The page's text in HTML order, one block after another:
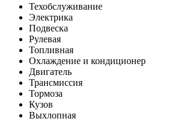
Техобслуживание
Электрика
Подвеска
Рулевая
Топливная
Охлаждение и кондиционер
Двигатель
Трансмиссия
Тормоза
Кузов
Выхлопная